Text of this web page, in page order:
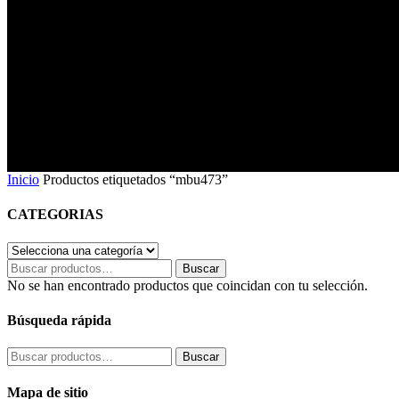
Inicio Productos etiquetados “mbu473”
CATEGORIAS
Buscar
por:
Buscar
No se han encontrado productos que coincidan con tu selección.
Búsqueda rápida
Buscar
por:
Buscar
Mapa de sitio